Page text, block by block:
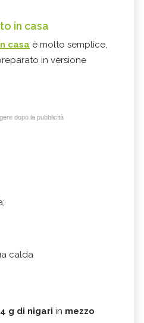
in casa
casa è molto semplice,
in versione
dopo la pubblicità
calda
g di nigari in mezzo